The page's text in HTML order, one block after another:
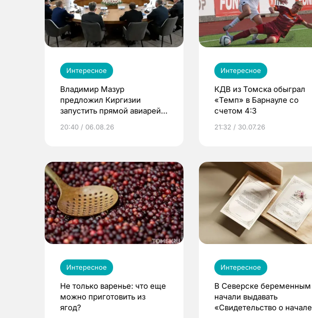
Интересное
Владимир Мазур
предложил Киргизии
запустить прямой авиарейс
20:40 / 06.08.26
Интересное
КДВ из Томска обыграл
«Темп» в Барнауле со
счетом 4:3
21:32 / 30.07.26
Интересное
Не только варенье: что еще
можно приготовить из
ягод?
Интересное
В Северске беременным
начали выдавать
«Свидетельство о начале